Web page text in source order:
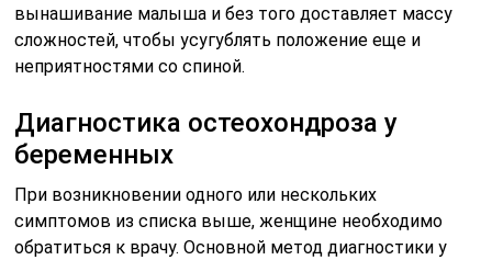
вынашивание малыша и без того доставляет массу
сложностей, чтобы усугублять положение еще и
неприятностями со спиной.
Диагностика остеохондроза у
беременных
При возникновении одного или нескольких
симптомов из списка выше, женщине необходимо
обратиться к врачу. Основной метод диагностики у